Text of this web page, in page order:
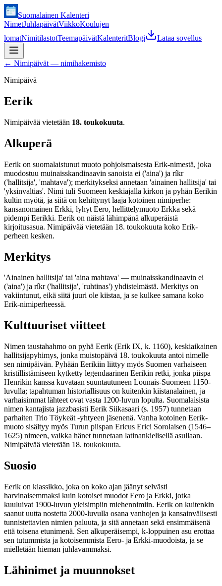
Suomalainen Kalenteri
NimetJuhlapäivätViikkoKoulujen
lomatNimitilastotTeemapäivätKalenteritBlogi Lataa sovellus
← Nimipäivät — nimihakemisto
Nimipäivä
Eerik
Nimipäivää vietetään 18. toukokuuta.
Alkuperä
Eerik on suomalaistunut muoto pohjoismaisesta Erik-nimestä, joka
muodostuu muinaisskandinaavin sanoista ei ('aina') ja ríkr
('hallitsija', 'mahtava'); merkitykseksi annetaan 'ainainen hallitsija' tai
'yksinvaltias'. Nimi tuli Suomeen keskiajalla kirkon ja pyhän Eerikin
kultin myötä, ja siitä on kehittynyt laaja kotoinen nimiperhe:
kansanomainen Erkki, lyhyt Eero, hellittelymuoto Erkka sekä
pidempi Eerikki. Eerik on näistä lähimpänä alkuperäistä
kirjoitusasua. Nimipäivää vietetään 18. toukokuuta koko Erik-
perheen kesken.
Merkitys
'Ainainen hallitsija' tai 'aina mahtava' — muinaisskandinaavin ei
('aina') ja ríkr ('hallitsija', 'ruhtinas') yhdistelmästä. Merkitys on
vakiintunut, eikä siitä juuri ole kiistaa, ja se kulkee samana koko
Erik-nimiperheessä.
Kulttuuriset viitteet
Nimen taustahahmo on pyhä Eerik (Erik IX, k. 1160), keskiaikainen
hallitsijapyhimys, jonka muistopäivä 18. toukokuuta antoi nimelle
sen nimipäivän. Pyhään Eerikiin liittyy myös Suomen varhaiseen
kristillistämiseen kytketty legendaarinen Eerikin retki, jonka piispa
Henrikin kanssa kuvataan suuntautuneen Lounais-Suomeen 1150-
luvulla; tapahtuman historiallisuus on kuitenkin kiistanalainen, ja
varhaisimmat lähteet ovat vasta 1200-luvun lopulta. Suomalaisista
nimen kantajista jazzbasisti Eerik Siikasaari (s. 1957) tunnetaan
parhaiten Trio Töykeät -yhtyeen jäsenenä. Vanha kotoinen Eerik-
muoto sisältyy myös Turun piispan Ericus Erici Sorolaisen (1546–
1625) nimeen, vaikka hänet tunnetaan latinankielisellä asullaan.
Nimipäivää vietetään 18. toukokuuta.
Suosio
Eerik on klassikko, joka on koko ajan jäänyt selvästi
harvinaisemmaksi kuin kotoiset muodot Eero ja Erkki, jotka
kuuluivat 1900-luvun yleisimpiin miehennimiin. Eerik on kuitenkin
saanut uutta nostetta 2000-luvulla osana vanhojen ja kansainvälisesti
tunnistettavien nimien paluuta, ja sitä annetaan sekä ensimmäisenä
että toisena etunimenä. Sen alkuperäisempi, k-loppuinen asu erottaa
sen tutummista ja kotoisemmista Eero- ja Erkki-muodoista, ja se
mielletään hieman juhlavammaksi.
Lähinimet ja muunnokset